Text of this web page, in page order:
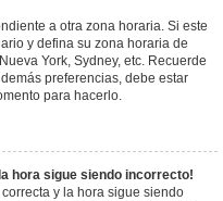
a otra zona horaria. Si este
y defina su zona horaria de
York, Sydney, etc. Recuerde
preferencias, debe estar
para hacerlo.
hora sigue siendo incorrecto!
y la hora sigue siendo